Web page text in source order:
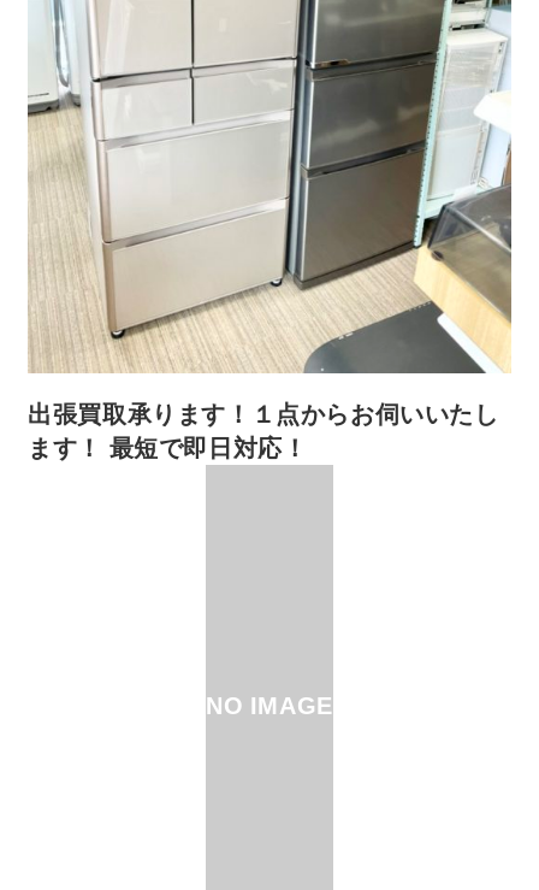
出張買取承ります！１点からお伺いいたし
ます！ 最短で即日対応！
NO IMAGE